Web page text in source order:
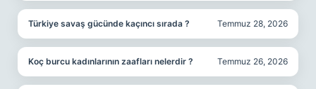
Türkiye savaş gücünde kaçıncı sırada ? Temmuz 28, 2026
Koç burcu kadınlarının zaafları nelerdir ? Temmuz 26, 2026